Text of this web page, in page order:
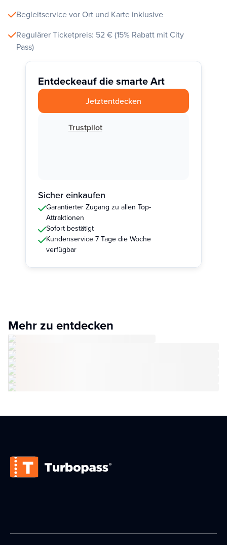
Begleitservice vor Ort und Karte inklusive
Regulärer Ticketpreis: 52 € (15% Rabatt mit City
Pass)
Entdeckeauf die smarte Art
Jetztentdecken
Trustpilot
Sicher einkaufen
Garantierter Zugang zu allen Top-
Attraktionen
Sofort bestätigt
Kundenservice 7 Tage die Woche
verfügbar
Mehr zu entdecken